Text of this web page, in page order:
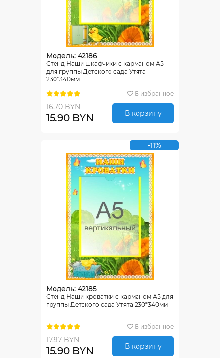
Модель: 42186
Стенд Наши шкафчики с карманом А5
для группы Детского сада Утята
230*340мм
В избранное
16.70 BYN
15.90 BYN В корзину
-11%
Модель: 42185
Стенд Наши кроватки с карманом А5 для
группы Детского сада Утята 230*340мм
В избранное
17.97 BYN
15.90 BYN В корзину